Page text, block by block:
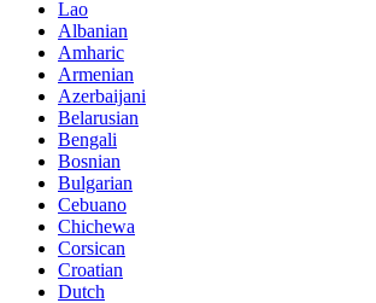
Lao
Albanian
Amharic
Armenian
Azerbaijani
Belarusian
Bengali
Bosnian
Bulgarian
Cebuano
Chichewa
Corsican
Croatian
Dutch